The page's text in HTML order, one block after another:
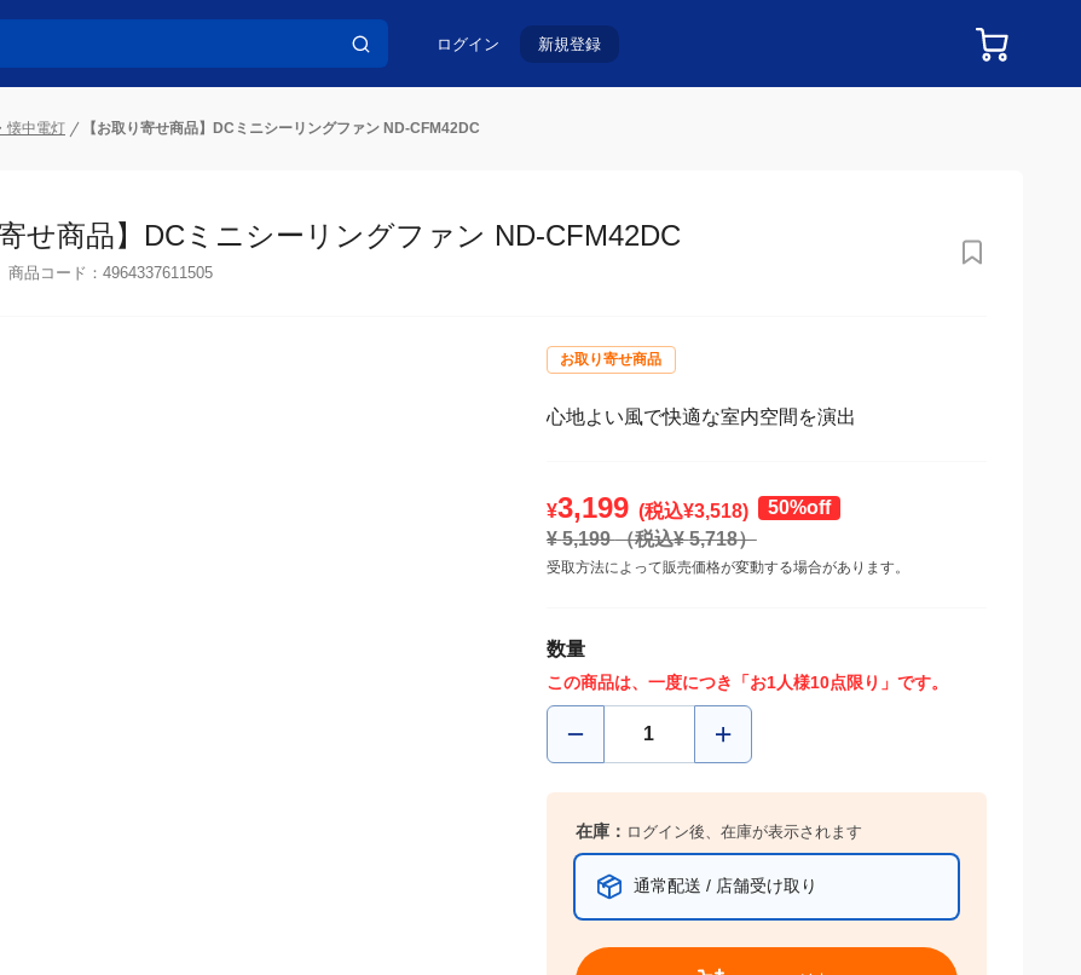
ログイン 新規登録
懐中電灯 【お取り寄せ商品】DCミニシーリングファン ND-CFM42DC
寄せ商品】DCミニシーリングファン ND-CFM42DC
商品コード： 4964337611505
お取り寄せ商品
心地よい風で快適な室内空間を演出
¥3,199 (税込¥3,518)
50%off
¥ 5,199（税込¥5,718）
受取方法によって販売価格が変動する場合があります。
数量
この商品は、一度につき「お1人様10点限り」です。
在庫： ログイン後、在庫が表示されます
通常配送 / 店舗受け取り